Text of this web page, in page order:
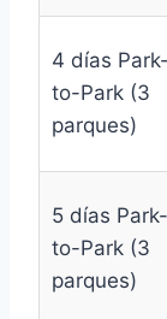
4 días Park-
to-Park (3
parques)
5 días Park-
to-Park (3
parques)